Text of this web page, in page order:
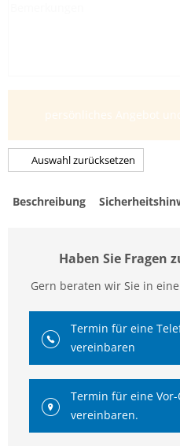
persönliches Angebot
Auswahl zurücksetzen
Beschreibung
Haben Sie Fragen
Gern beraten wir Sie in
Termin für eine
vereinbaren
Termin für eine
vereinbaren.